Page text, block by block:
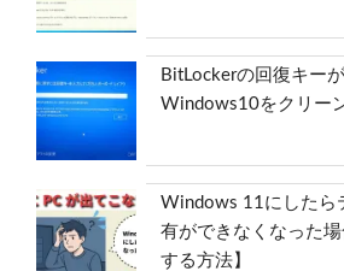
BitLockerの回復キー
Windows10をクリー
Windows 11にしたら
有ができなくなった
する方法】